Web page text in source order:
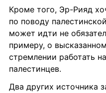
Кроме того, Эр-Рияд
по поводу
может идти не
примеру, о
стремлении работать
палестинцев.
Два других источника